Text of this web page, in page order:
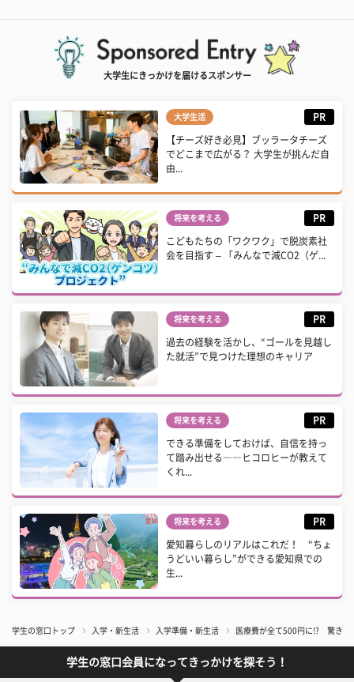
大学生にきっかけを届けるスポンサー
大学生活 PR
【チーズ好き必見】ブッラータチーズ
でどこまで広がる？ 大学生が挑んだ自
由...
将来を考える PR
こどもたちの「ワクワク」で脱炭素社
会を目指す – 「みんなで減CO2（ゲ...
将来を考える PR
過去の経験を活かし、“ゴールを見越し
た就活”で見つけた理想のキャリア
将来を考える PR
できる準備をしておけば、自信を持っ
て踏み出せる――ヒコロヒーが教えて
くれ...
将来を考える PR
愛知暮らしのリアルはこれだ！ “ちょ
うどいい暮らし”ができる愛知県での
生...
学生の窓口トップ 入学・新生活 入学準備・新生活 医療費が全て500円に!? 驚きの
学生の窓口会員になってきっかけを探そう！